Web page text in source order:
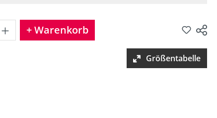
Produkt Anzahl: Gib den
+ Warenkorb
Größentabelle